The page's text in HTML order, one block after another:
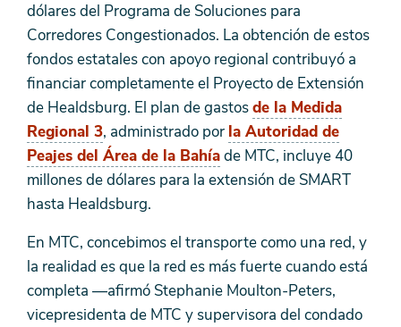
dólares del Programa de Soluciones para
Corredores Congestionados. La obtención de estos
fondos estatales con apoyo regional contribuyó a
financiar completamente el Proyecto de Extensión
de Healdsburg. El plan de gastosde la Medida
Regional 3, administrado por la Autoridad de
Peajes del Área de la Bahíade MTC, incluye 40
millones de dólares para la extensión de SMART
hasta Healdsburg.
En MTC, concebimos el transporte como una red, y
la realidad es que la red es más fuerte cuando está
completa —afirmó Stephanie Moulton-Peters,
vicepresidenta de MTC y supervisora ​​del condado